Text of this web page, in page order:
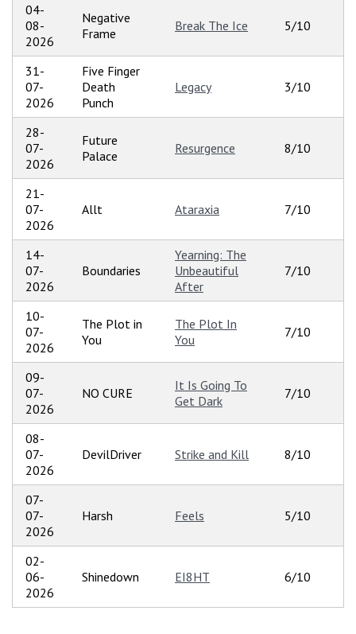
04-
08-
2026
Negative
Frame
Break The Ice 5/10
31-
07-
2026
Five Finger
Death
Punch
Legacy 3/10
28-
07-
2026
Future
Palace
Resurgence 8/10
21-
07-
2026
Allt Ataraxia 7/10
14-
07-
2026
Boundaries
Yearning: The
Unbeautiful
After
7/10
10-
07-
2026
The Plot in
You
The Plot In
You
7/10
09-
07-
2026
NO CURE
It Is Going To
Get Dark
7/10
08-
07-
2026
DevilDriver Strike and Kill 8/10
07-
07-
2026
Harsh Feels 5/10
02-
06-
2026
Shinedown EI8HT 6/10